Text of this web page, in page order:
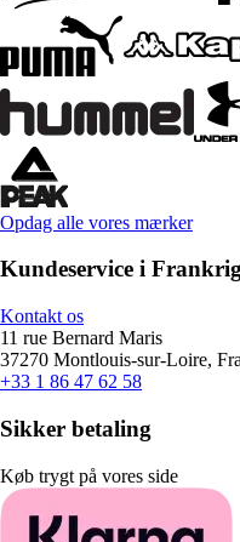
Opdag alle vores mærker
Kundeservice i
Kontakt os
11 rue Bernard Maris
37270 Montlouis-sur-Loire,
+33 1 86 47 62 58
Sikker betaling
Køb trygt på vores side